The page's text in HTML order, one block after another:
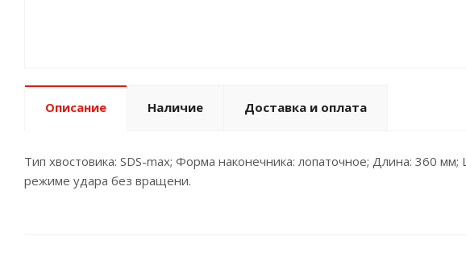
Описание Наличие Доставка и оплата
Тип хвостовика: SDS-max; Форма наконечника: лопаточное; Длина: 360
режиме удара без вращени.